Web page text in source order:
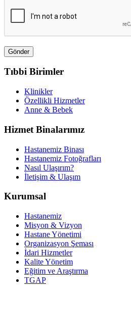
Tıbbi Birimler
Klinikler
Özellikli Hizmetler
Anne & Bebek
Hizmet Binalarımız
Hastanemiz Binası
Hastanemiz Fotoğrafları
Nasıl Ulaşırım?
İletişim & Ulaşım
Kurumsal
Hastanemiz
Misyon & Vizyon
Hastane Yönetimi
Organizasyon Şeması
İdari Hizmetler
Kalite Yönetim
Eğitim ve Araştırma
TGAP